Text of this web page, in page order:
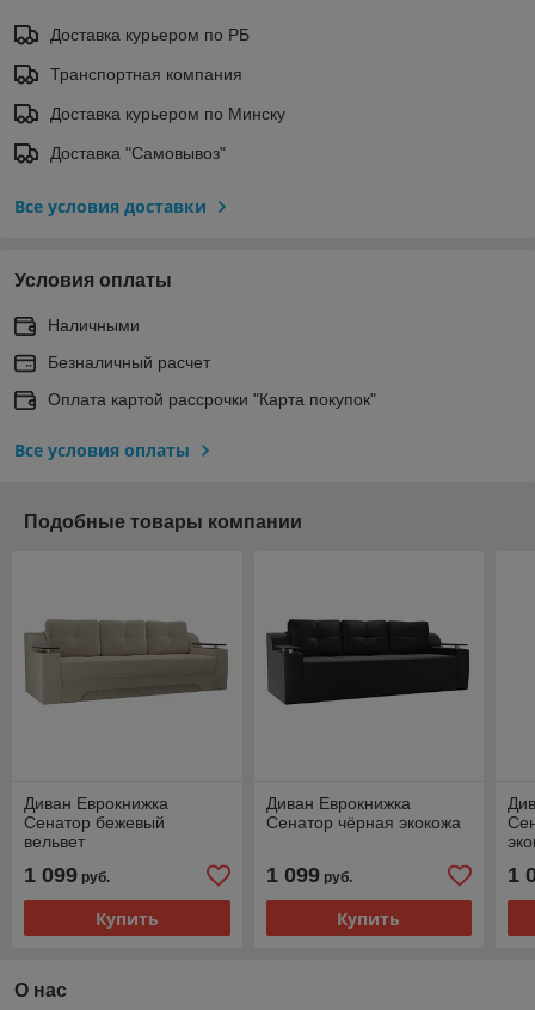
Доставка курьером по РБ
Транспортная компания
Доставка курьером по Минску
Доставка "Самовывоз"
Все условия доставки
Условия оплаты
Наличными
Безналичный расчет
Оплата картой рассрочки "Карта покупок"
Все условия оплаты
Подобные товары компании
Диван Еврокнижка
Сенатор бежевый
вельвет
1 099 руб.
Купить
Диван Еврокнижка
Сенатор чёрная экокожа
1 099руб.
Купить
1
О нас